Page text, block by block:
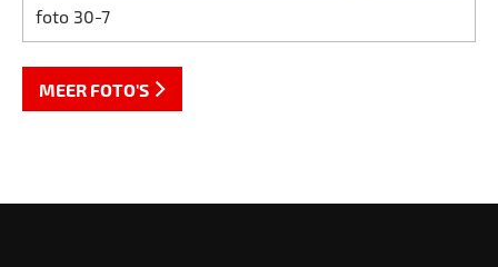
foto 30-7
MEER FOTO'S